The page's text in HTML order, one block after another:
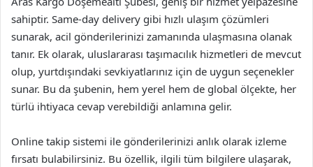
sahiptir. Same-day delivery gibi hızlı ulaşım çözümleri
sunarak, acil gönderilerinizi zamanında ulaşmasına olanak
tanır. Ek olarak, uluslararası taşımacılık hizmetleri de mevcut
olup, yurtdışındaki sevkiyatlarınız için de uygun seçenekler
sunar. Bu da şubenin, hem yerel hem de global ölçekte, her
türlü ihtiyaca cevap verebildiği anlamına gelir.
Online takip sistemi ile gönderilerinizi anlık olarak izleme
fırsatı bulabilirsiniz. Bu özellik, ilgili tüm bilgilere ulaşarak,